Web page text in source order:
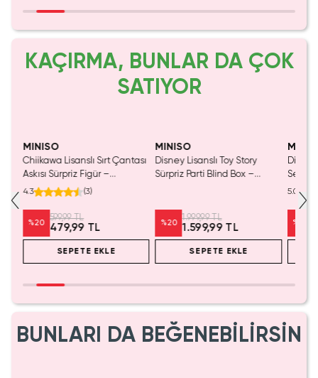
KAÇIRMA, BUNLAR DA ÇOK
SATIYOR
MINISO
Chiikawa Lisanslı Sırt Çantası
Askısı Sürpriz Figür –
Koleksiyonluk Blind Box
4.3 (3)
%20
599,99 TL
479,99 TL
SEPETE EKLE
MINISO
Disney Lisanslı Toy Story
Sürpriz Parti Blind Box –
%20
1.999,99 TL
1.599,99 TL
SEPETE EKLE
5.0
%
BUNLARI DA BEĞENEBİLİRSİN